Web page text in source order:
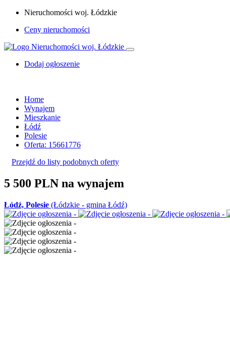
Nieruchomości woj. Łódzkie
Ceny nieruchomości
Dodaj ogłoszenie
Home
Wynajem
Mieszkanie
Łódź
Polesie
Oferta: 15661776
Przejdź do listy podobnych oferty
5 500 PLN na wynajem
Łódź, Polesie (Łódzkie - gmina Łódź)